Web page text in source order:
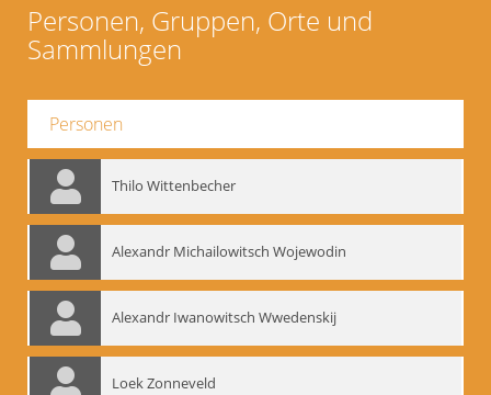
Personen, Gruppen, Orte und
Sammlungen
Personen
Thilo Wittenbecher
Alexandr Michailowitsch Wojewodin
Alexandr Iwanowitsch Wwedenskij
Loek Zonneveld